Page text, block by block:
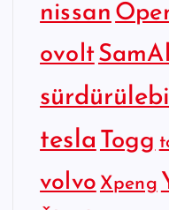
nissan
ovolt
tesla Togg
volvo Xpeng